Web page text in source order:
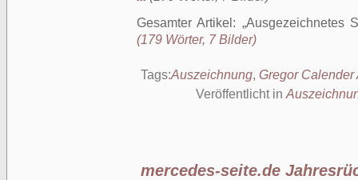
Gesamter Artikel:
Ausgezeichnetes
(179 Wörter, 7 Bilder)
Tags:Auszeichnung, Gregor Calender
Veröffentlicht in
mercedes-seite.de